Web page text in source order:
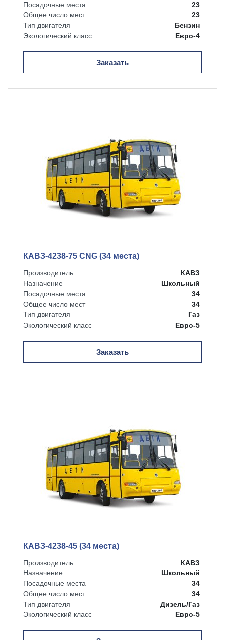
Посадочные места
23
Общее число мест
23
Тип двигателя
Бензин
Экологический класс
Евро-4
Заказать
КАВЗ-4238-75 CNG (34 места)
Производитель
КАВЗ
Назначение
Школьный
Посадочные места
34
Общее число мест
34
Тип двигателя
Газ
Экологический класс
Евро-5
Заказать
КАВЗ-4238-45 (34 места)
Производитель
КАВЗ
Назначение
Школьный
Посадочные места
34
Общее число мест
34
Тип двигателя
Дизель/Газ
Экологический класс
Евро-5